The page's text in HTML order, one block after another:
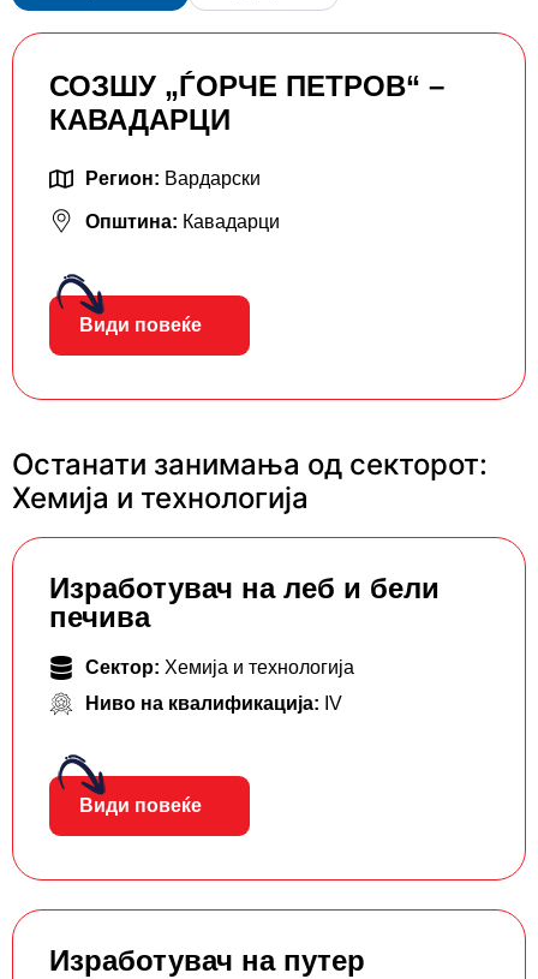
СОЗШУ „ЃОРЧЕ ПЕТРОВ“ –
КАВАДАРЦИ
Регион: Вардарски
Општина: Кавадарци
Види повеќе
Останати занимања од секторот:
Хемија и технологија
Изработувач на леб и бели
печива
Сектор: Хемија и технологија
Ниво на квалификација: IV
Види повеќе
Изработувач на путер